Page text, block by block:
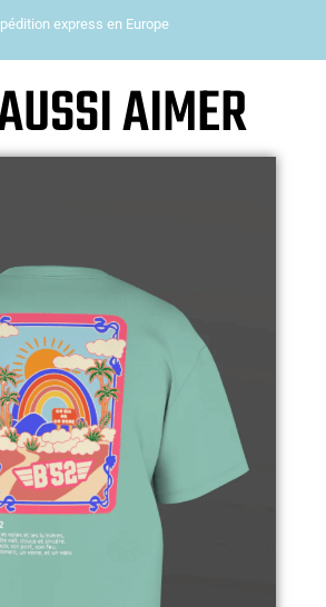
express en Europe
AIMER